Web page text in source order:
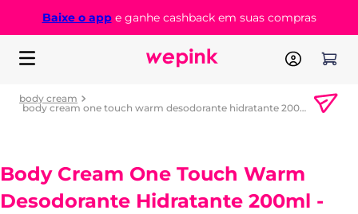
Baixe o appe ganhe cashback em suas compras
body cream
body cream one touch warm desodorante hidratante 200ml - wepink
Body Cream One Touch Warm
Desodorante Hidratante 200ml -